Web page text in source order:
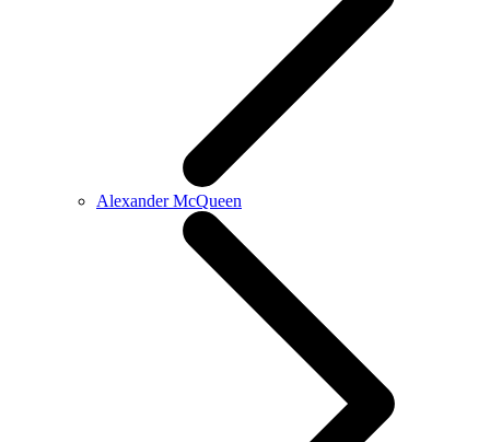
Alexander McQueen